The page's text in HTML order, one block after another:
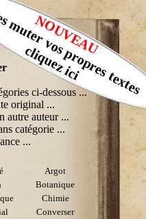
ci-dessous ...
original ...
autre auteur ...
catégorie ...
...
Argot
Botanique
Chimie
Converser
NOUVEAU
vos propres textes
cliquez ici